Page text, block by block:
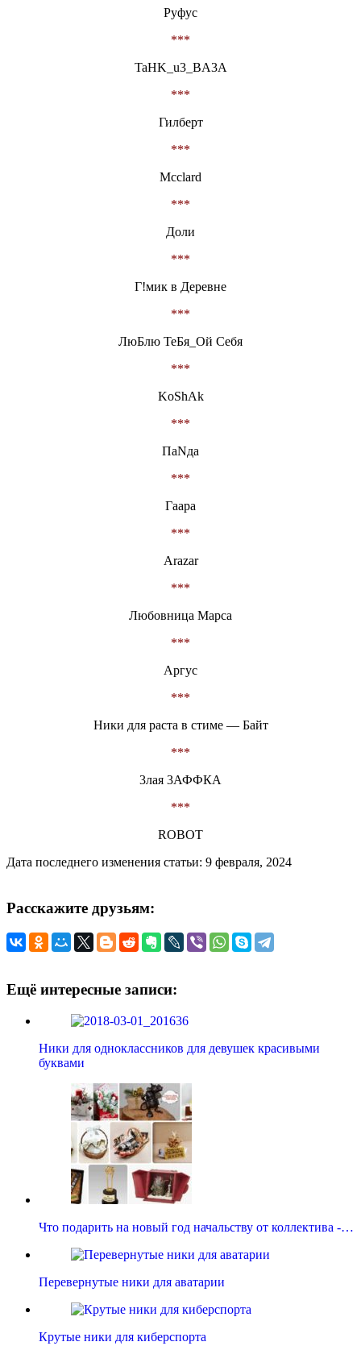
Руфус
***
TaHK_u3_BA3A
***
Гилберт
***
Mcclard
***
Доли
***
Г!мик в Деревне
***
ЛюБлю ТеБя_Ой Себя
***
KoShAk
***
ПаNда
***
Гаара
***
Arazar
***
Любовница Марса
***
Аргус
***
Ники для раста в стиме — Байт
***
3лая 3АФФКА
***
ROBOT
Дата последнего изменения статьи: 9 февраля, 2024
Расскажите друзьям:
Ещё интересные записи:
Ники для одноклассников для девушек красивыми
буквами
Что подарить на новый год начальству от коллектива -…
Перевернутые ники для аватарии
Крутые ники для киберспорта